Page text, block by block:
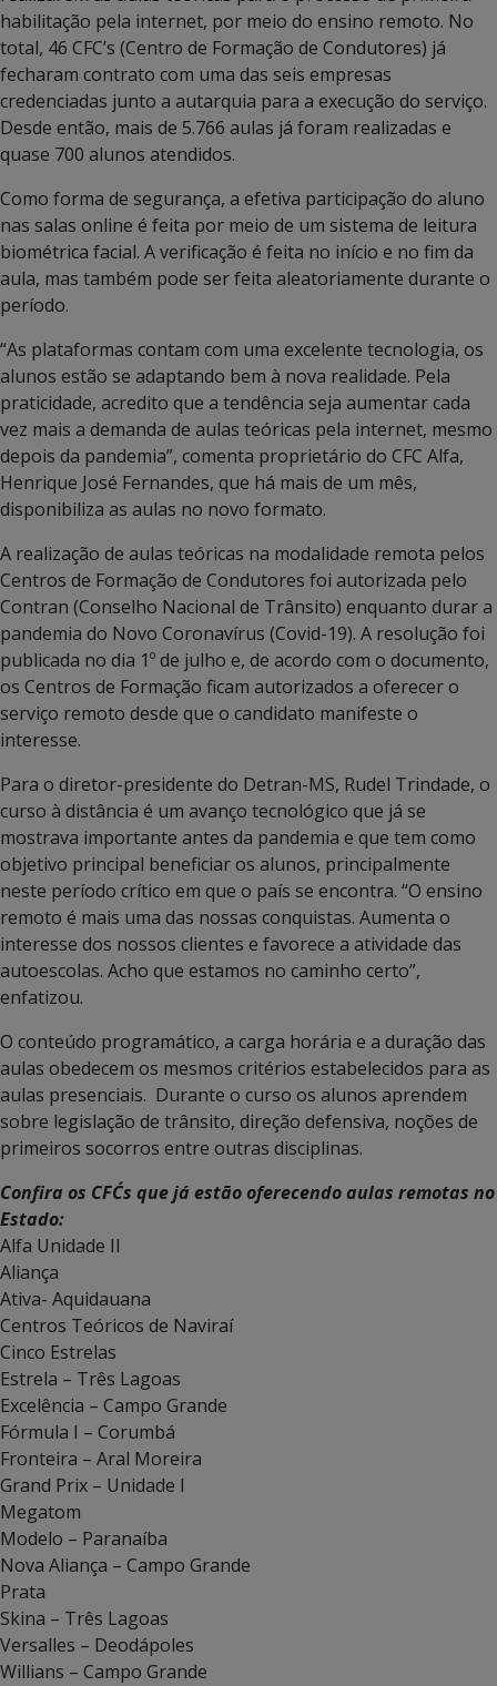
habilitação pela internet, por meio do ensino remoto. No
total, 46 CFC’s (Centro de Formação de Condutores) já
fecharam contrato com uma das seis empresas
credenciadas junto a autarquia para a execução do serviço.
Desde então, mais de 5.766 aulas já foram realizadas e
quase 700 alunos atendidos.
Como forma de segurança, a efetiva participação do aluno
nas salas online é feita por meio de um sistema de leitura
biométrica facial. A verificação é feita no início e no fim da
aula, mas também pode ser feita aleatoriamente durante o
período.
“As plataformas contam com uma excelente tecnologia, os
alunos estão se adaptando bem à nova realidade. Pela
praticidade, acredito que a tendência seja aumentar cada
vez mais a demanda de aulas teóricas pela internet, mesmo
depois da pandemia”, comenta proprietário do CFC Alfa,
Henrique José Fernandes, que há mais de um mês,
disponibiliza as aulas no novo formato.
A realização de aulas teóricas na modalidade remota pelos
Centros de Formação de Condutores foi autorizada pelo
Contran (Conselho Nacional de Trânsito) enquanto durar a
pandemia do Novo Coronavírus (Covid-19). A resolução foi
publicada no dia 1º de julho e, de acordo com o documento,
os Centros de Formação ficam autorizados a oferecer o
serviço remoto desde que o candidato manifeste o
interesse.
Para o diretor-presidente do Detran-MS, Rudel Trindade, o
curso à distância é um avanço tecnológico que já se
mostrava importante antes da pandemia e que tem como
objetivo principal beneficiar os alunos, principalmente
neste período crítico em que o país se encontra. “O ensino
remoto é mais uma das nossas conquistas. Aumenta o
interesse dos nossos clientes e favorece a atividade das
autoescolas. Acho que estamos no caminho certo”,
enfatizou.
O conteúdo programático, a carga horária e a duração das
aulas obedecem os mesmos critérios estabelecidos para as
aulas presenciais. Durante o curso os alunos aprendem
sobre legislação de trânsito, direção defensiva, noções de
primeiros socorros entre outras disciplinas.
Confira os CFC´s que já estão oferecendo aulas remotas no
Estado:
Alfa Unidade II
Aliança
Ativa- Aquidauana
Centros Teóricos de Naviraí
Cinco Estrelas
Estrela – Três Lagoas
Excelência – Campo Grande
Fórmula I – Corumbá
Fronteira – Aral Moreira
Grand Prix – Unidade I
Megatom
Modelo – Paranaíba
Nova Aliança – Campo Grande
Prata
Skina – Três Lagoas
Versalles – Deodápoles
Willians – Campo Grande